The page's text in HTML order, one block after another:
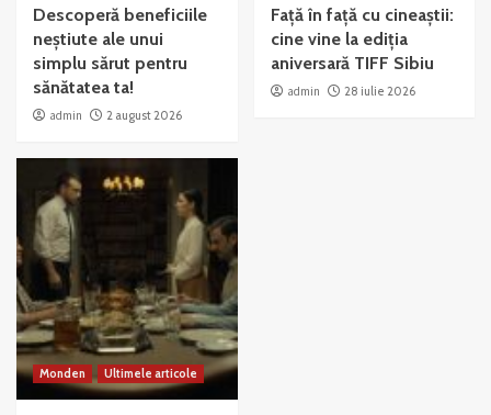
Descoperă beneficiile
neștiute ale unui
simplu sărut pentru
sănătatea ta!
admin 2 august 2026
Față în față cu cineaștii:
cine vine la ediția
aniversară TIFF Sibiu
admin 28 iulie 2026
Monden Ultimele articole